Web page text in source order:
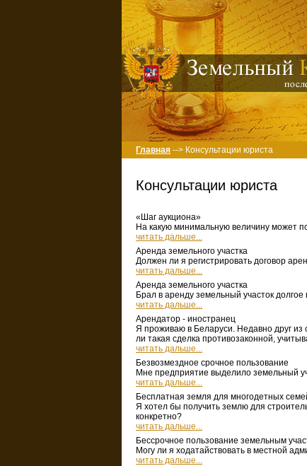
Главная --> Консультации юриста
Консультации юриста
«Шаг аукциона»
На какую минимальную величину может
читать дальше...
Аренда земельного участка
Должен ли я регистрировать договор
читать дальше...
Аренда земельного участка
Брал в аренду земельный участок
читать дальше...
Арендатор - иностранец
Я проживаю в Беларуси. Недавно друг из
ли такая сделка противозаконной,
читать дальше...
Безвозмездное срочное пользование
Мне предприятие выделило земельный
читать дальше...
Бесплатная земля для многодетных
Я хотел бы получить землю для
конкретно?
читать дальше...
Бессрочное пользование земельным
Могу ли я ходатайствовать в местной
читать дальше...